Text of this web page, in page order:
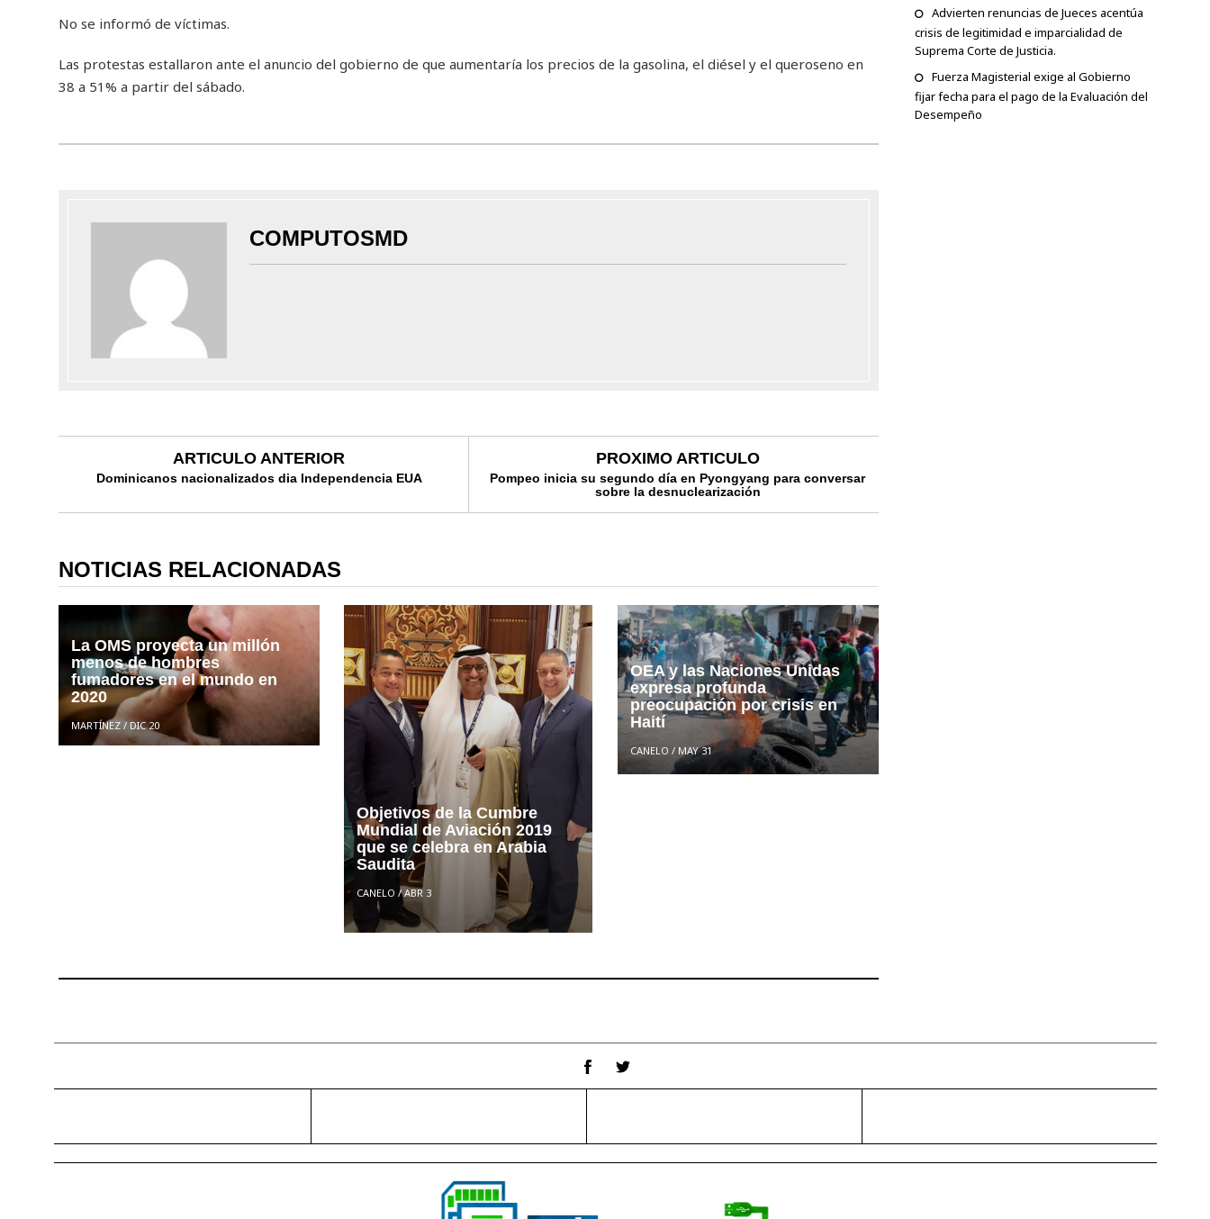
No se informó de víctimas.
Las protestas estallaron ante el anuncio del gobierno de que aumentaría los precios de la gasolina, el diésel y el queroseno en
38 a 51% a partir del sábado.
COMPUTOSMD
ARTICULO ANTERIOR
Dominicanos nacionalizados dia Independencia EUA
PROXIMO ARTICULO
Pompeo inicia su segundo día en Pyongyang para conversar
sobre la desnuclearización
NOTICIAS RELACIONADAS
La OMS proyecta un millón
menos de hombres
fumadores en el mundo en
2020
MARTÍNEZ /DIC 20
Objetivos de la Cumbre
Mundial de Aviación 2019
que se celebra en Arabia
Saudita
CANELO /ABR 3
OEA y las Naciones Unidas
expresa profunda
preocupación por crisis en
Haití
CANELO / MAY 31
Advierten renuncias de Jueces acentúa
crisis de legitimidad e imparcialidad de
Suprema Corte de Justicia.
Fuerza Magisterial exige al Gobierno
fijar fecha para el pago de la Evaluación del
Desempeño